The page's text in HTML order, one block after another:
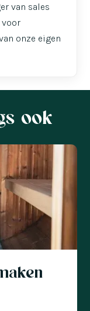
van sales
onze eigen
ook